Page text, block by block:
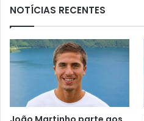
NOTÍCIAS RECENTES